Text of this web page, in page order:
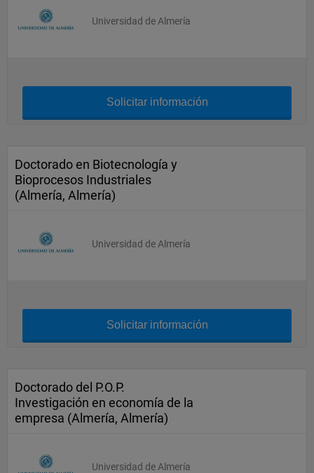
Universidad de Almería
Solicitar información
Doctorado en Biotecnología y
Bioprocesos Industriales
(Almería, Almería)
Universidad de Almería
Solicitar información
Doctorado del P.O.P.
Investigación en economía de la
empresa (Almería, Almería)
Universidad de Almería